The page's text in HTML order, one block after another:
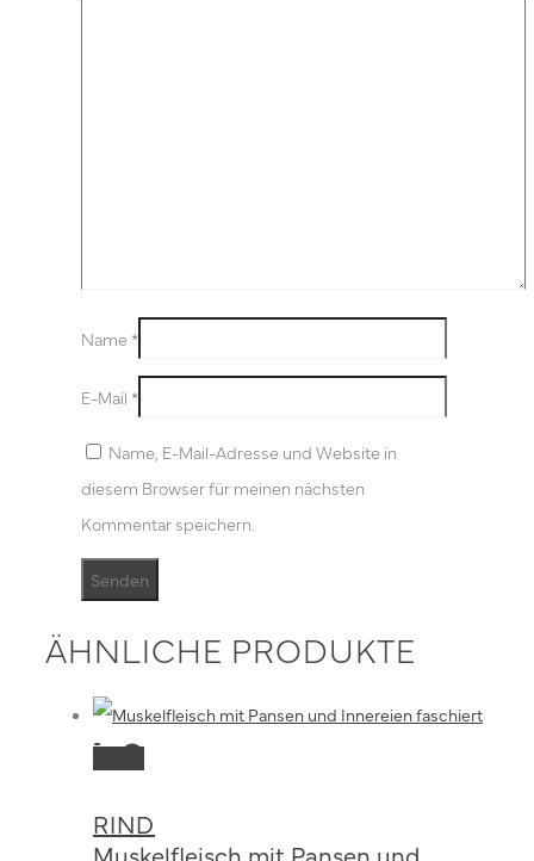
Name *
E-Mail *
Name, E-Mail-Adresse und Website in
diesem Browser für meinen nächsten
Kommentar speichern.
ÄHNLICHE PRODUKTE
Dieses
weist
mehrere
RIND
Muskelfleisch mit Pansen und